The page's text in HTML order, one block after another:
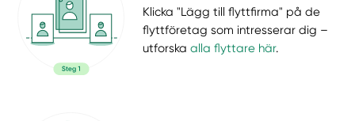
Klicka "Lägg till flyttfirma" på de
flyttföretag som intresserar dig –
utforskaalla flyttare här.